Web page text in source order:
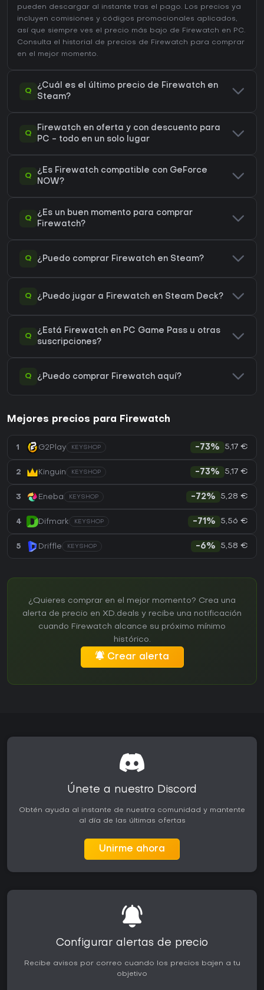
pueden descargar al instante tras el pago. Los precios ya
incluyen comisiones y códigos promocionales aplicados,
así que siempre ves el precio más bajo de Firewatch en PC.
Consulta el
historial de precios de Firewatch para comprar
en el mejor momento.
Q
¿Cuál es el último precio de Firewatch en
Steam?
Q
Firewatch en oferta y con descuento para
PC - todo en un solo lugar
Q
¿Es Firewatch compatible con GeForce
NOW?
Q
¿Es un buen momento para comprar
Firewatch?
Q ¿Puedo comprar Firewatch en Steam?
Q ¿Puedo jugar a Firewatch en Steam Deck?
Q
¿Está Firewatch en PC Game Pass u otras
suscripciones?
Q ¿Puedo comprar Firewatch aquí?
Mejores precios para Firewatch
1 G2Play KEYSHOP -73% 5,17 €
2 Kinguin KEYSHOP -73% 5,17 €
3 Eneba KEYSHOP -72% 5,28 €
4 Difmark KEYSHOP -71% 5,56 €
5 Driffle KEYSHOP -6% 5,58 €
¿Quieres comprar en el mejor momento? Crea una
alerta de precio en XD.deals y recibe una notificación
cuando Firewatch alcance su próximo mínimo
histórico.
Crear alerta
Únete a nuestro Discord
Obtén ayuda al instante de nuestra comunidad y mantente
al día de las últimas ofertas
Unirme ahora
Configurar alertas de precio
Recibe avisos por correo cuando los precios bajen a tu
objetivo